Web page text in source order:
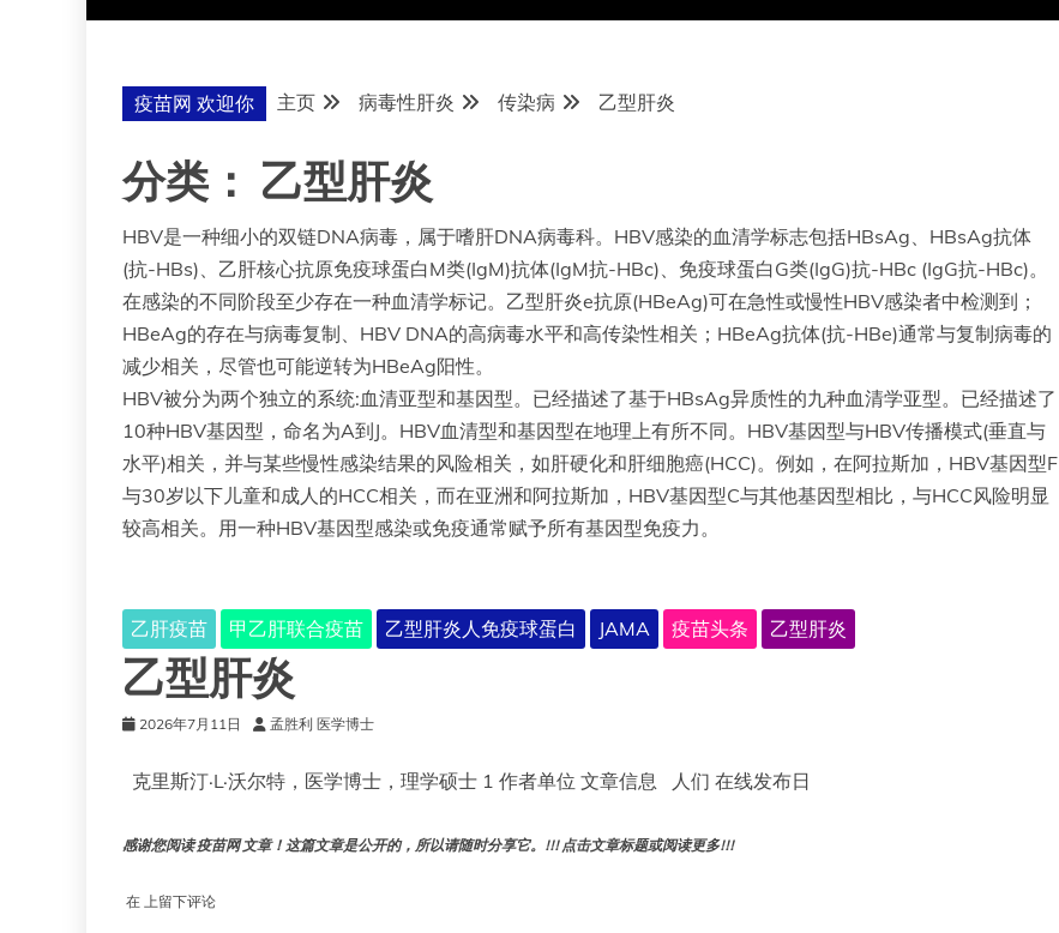
疫苗网 欢迎你 主页 病毒性肝炎 传染病 乙型肝炎
分类： 乙型肝炎
HBV是一种细小的双链DNA病毒，属于嗜肝DNA病毒科。HBV感染的血清学标志包括HBsAg、HBsAg抗体
(抗-HBs)、乙肝核心抗原免疫球蛋白M类(IgM)抗体(IgM抗-HBc)、免疫球蛋白G类(IgG)抗-HBc (IgG抗-HBc)。
在感染的不同阶段至少存在一种血清学标记。乙型肝炎e抗原(HBeAg)可在急性或慢性HBV感染者中检测到；
HBeAg的存在与病毒复制、HBV DNA的高病毒水平和高传染性相关；HBeAg抗体(抗-HBe)通常与复制病毒的
减少相关，尽管也可能逆转为HBeAg阳性。
HBV被分为两个独立的系统:血清亚型和基因型。已经描述了基于HBsAg异质性的九种血清学亚型。已经描述了
10种HBV基因型，命名为A到J。HBV血清型和基因型在地理上有所不同。HBV基因型与HBV传播模式(垂直与
水平)相关，并与某些慢性感染结果的风险相关，如肝硬化和肝细胞癌(HCC)。例如，在阿拉斯加，HBV基因型F
与30岁以下儿童和成人的HCC相关，而在亚洲和阿拉斯加，HBV基因型C与其他基因型相比，与HCC风险明显
较高相关。用一种HBV基因型感染或免疫通常赋予所有基因型免疫力。
乙肝疫苗 甲乙肝联合疫苗 乙型肝炎人免疫球蛋白 JAMA 疫苗头条 乙型肝炎
乙型肝炎
2026年7月11日 孟胜利 医学博士
克里斯汀·L·沃尔特，医学博士，理学硕士 1 作者单位 文章信息 人们 在线发布日
感谢您阅读 疫苗网 文章！这篇文章是公开的，所以请随时分享它。!!! 点击文章标题或阅读更多!!!
在 乙
上留下评论